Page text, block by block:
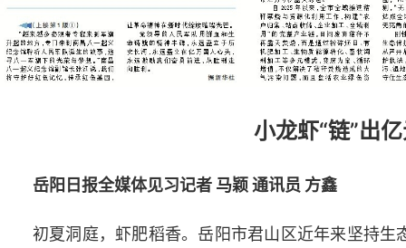
小龙虾“链”出
岳阳日报全媒体见习记者 马颖 通讯员 方鑫
初夏洞庭，虾肥稻香。岳阳市君山区近年来坚持